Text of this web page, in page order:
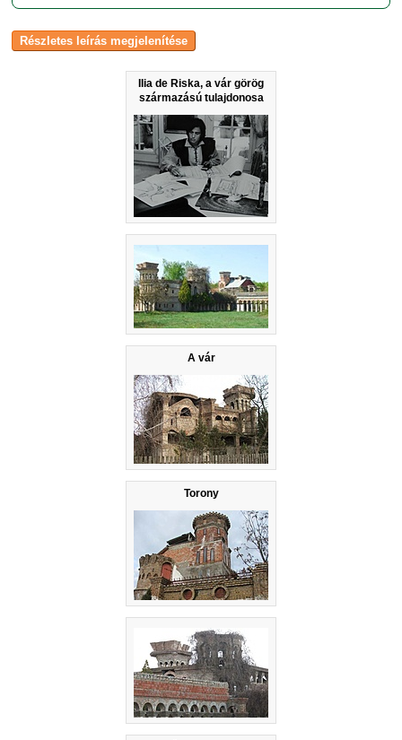
Ilia de Riska, a vár görög
származású tulajdonosa
A vár
Torony